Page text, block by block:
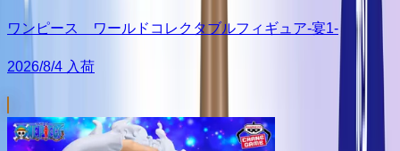
ワンピース ワールドコレクタブルフィギュア-宴1-
2026/8/4 入荷